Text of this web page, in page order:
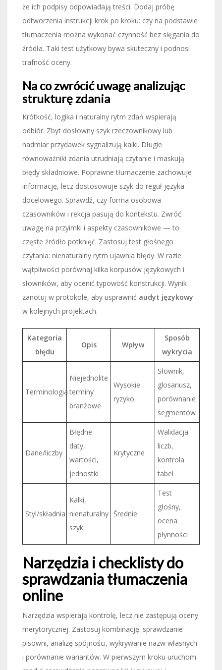
że ich podpisy odpowiadają treści. Dodaj próbę
odtworzenia instrukcji krok po kroku: czy na podstawie
tłumaczenia można wykonać czynność bez sięgania do
źródła. Taki test użytkowy bywa skuteczny i podnosi
trafność oceny.
Na co zwrócić uwagę analizując
strukturę zdania
Krótkość, logika i naturalny rytm zdań wspierają
odbiór. Zbyt dosłowny szyk rzeczownikowy lub
nadmiar przydawek sygnalizują kalki. Długie
równoważniki zdania utrudniają czytanie i maskują
błędy składniowe. Poprawne tłumaczenie zachowuje
informację, lecz dostosowuje szyk do reguł języka
docelowego. Sprawdź, czy forma osobowa
czasowników i rekcja pasują do kontekstu. Zwróć
uwagę na przyimki i aspekty czasownikowe — to
częste źródło potknięć. Zastosuj test głośnego
czytania: nienaturalny rytm ujawnia błędy. W razie
wątpliwości porównaj kilka korpusów językowych i
słowników, aby ocenić typowość konstrukcji. Wynik
zanotuj w protokole, aby usprawnić audyt językowy
w kolejnych projektach.
Kategoria
błędu
Opis Wpływ
Sposób
wykrycia
Terminologia
Niejednolite
terminy
branżowe
Wysokie
ryzyko
Słownik,
glosariusz,
porównanie
segmentów
Dane/liczby
Błędne
daty,
wartości,
jednostki
Krytyczne
Walidacja
liczb,
kontrola
tabel
Styl/składnia
Kalki,
nienaturalny
szyk
Średnie
Test
głośny,
ocena
płynności
Narzędzia i checklisty do
sprawdzania tłumaczenia
online
Narzędzia wspierają kontrolę, lecz nie zastępują oceny
merytorycznej. Zastosuj kombinację: sprawdzanie
pisowni, analizę spójności, wykrywanie nazw własnych
i porównanie wariantów. W pierwszym kroku uruchom